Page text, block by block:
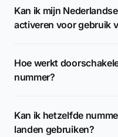
Kan ik mijn
activeren voor gebruik
Hoe werkt
nummer?
Kan ik hetzelfde
landen gebruiken?